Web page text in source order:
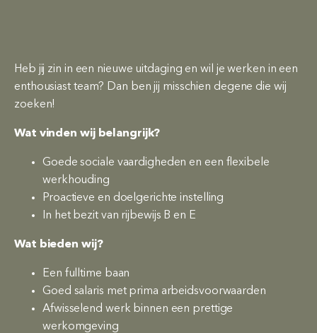
Heb jij zin in een nieuwe uitdaging en wil je werken in een
enthousiast team? Dan ben jij misschien degene die wij
zoeken!
Wat vinden wij belangrijk?
Goede sociale vaardigheden en een flexibele
werkhouding
Proactieve en doelgerichte instelling
In het bezit van rijbewijs B en E
Wat bieden wij?
Een fulltime baan
Goed salaris met prima arbeidsvoorwaarden
Afwisselend werk binnen een prettige
werkomgeving